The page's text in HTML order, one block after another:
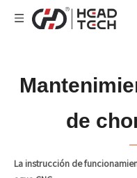
de
La instrucción de